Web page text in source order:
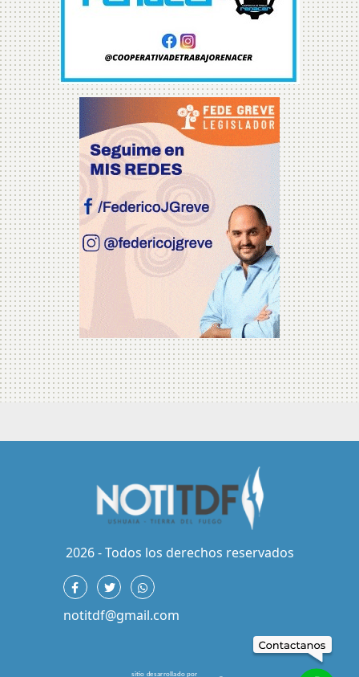
2026 - Todos los derechos reservados
notitdf@gmail.com